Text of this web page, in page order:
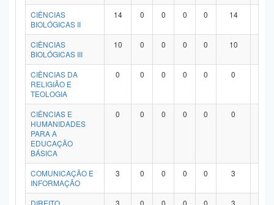
CIÊNCIAS
BIOLÓGICAS II
14 0 0 0 0 14
CIÊNCIAS
BIOLÓGICAS III
10 0 0 0 0 10
CIÊNCIAS DA
RELIGIÃO E
TEOLOGIA
0 0 0 0 0 0
CIÊNCIAS E
HUMANIDADES
PARA A
EDUCAÇÃO
BÁSICA
0 0 0 0 0 0
COMUNICAÇÃO E
INFORMAÇÃO
3 0 0 0 0 3
DIREITO 3 0 0 0 0 3